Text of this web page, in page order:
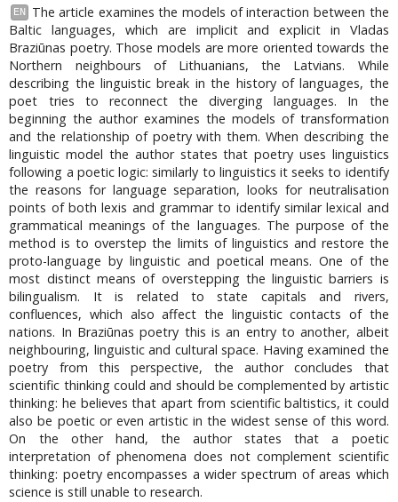
EN
The article examines the models of interaction between the
Baltic languages, which are implicit and explicit in Vladas
Braziūnas poetry. Those models are more oriented towards the
Northern neighbours of Lithuanians, the Latvians. While
describing the linguistic break in the history of languages, the
poet tries to reconnect the diverging languages. In the
beginning the author examines the models of transformation
and the relationship of poetry with them. When describing the
linguistic model the author states that poetry uses linguistics
following a poetic logic: similarly to linguistics it seeks to identify
the reasons for language separation, looks for neutralisation
points of both lexis and grammar to identify similar lexical and
grammatical meanings of the languages. The purpose of the
method is to overstep the limits of linguistics and restore the
proto-language by linguistic and poetical means. One of the
most distinct means of overstepping the linguistic barriers is
bilingualism. It is related to state capitals and rivers,
confluences, which also affect the linguistic contacts of the
nations. In Braziūnas poetry this is an entry to another, albeit
neighbouring, linguistic and cultural space. Having examined the
poetry from this perspective, the author concludes that
scientific thinking could and should be complemented by artistic
thinking: he believes that apart from scientific baltistics, it could
also be poetic or even artistic in the widest sense of this word.
On the other hand, the author states that a poetic
interpretation of phenomena does not complement scientific
thinking: poetry encompasses a wider spectrum of areas which
science is still unable to research.